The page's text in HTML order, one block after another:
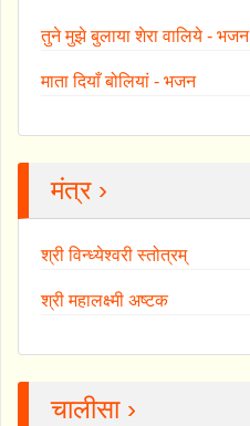
तुने मुझे बुलाया शेरा वालिये - भजन
माता दियाँ बोलियां - भजन
मंत्र ›
श्री विन्ध्येश्वरी स्तोत्रम्
श्री महालक्ष्मी अष्टक
चालीसा ›